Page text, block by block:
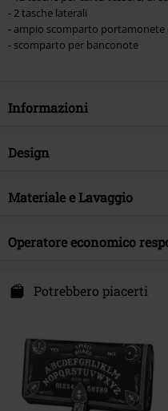
- 2 tasche laterali
- ampio scomparto portamonete
- scomparto per banconote
Informazioni
Codice articolo
Tema
Data di pubblicazione
Design
Tipologia prodotto
Materiale e Lavaggio
Materiale esterno
Operatore economico
Kingsfordweg 151
www.nemesisnow.com
Potrebbero piacerti